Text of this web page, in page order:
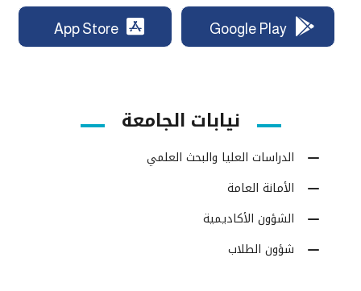
Google Play
App Store
نيابات الجامعة
الدراسات العليا والبحث العلمي
الأمانة العامة
الشؤون الأكاديمية
شؤون الطلاب